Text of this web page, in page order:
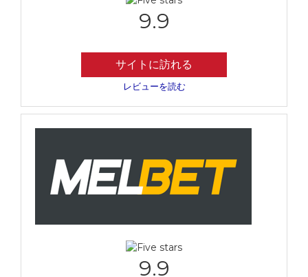
9.9
サイトに訪れる
レビューを読む
9.9